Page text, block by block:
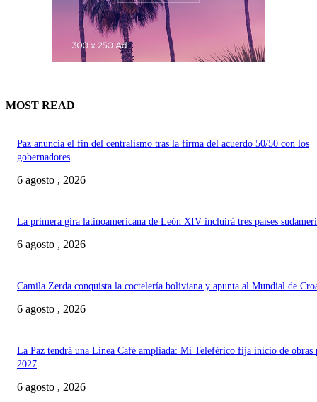
MOST READ
Paz anuncia el fin del centralismo tras la firma del acuerdo 50/50 con los
gobernadores
6 agosto , 2026
La primera gira latinoamericana de León XIV incluirá tres países
6 agosto , 2026
Camila Zerda conquista la coctelería boliviana y apunta al Mundial de
6 agosto , 2026
La Paz tendrá una Línea Café ampliada: Mi Teleférico fija inicio de obras
2027
6 agosto , 2026